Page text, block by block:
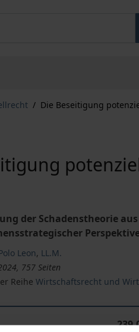
/ Die Beseitigung
der Schadenstheorie
Leon, LL.M.
757 Seiten
ReiheWirtschaftsrecht und